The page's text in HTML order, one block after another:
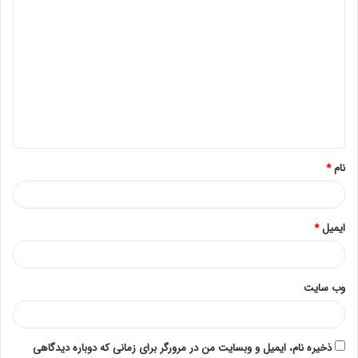
گیگاهرتز و سرعت توربو آن 3.70 گیگاهرتز است و 24.75
گیگاهرتز در اختیار شما قرار می دهد. این پردازنده برای
فعالیت به 140 وات انرژی نیاز دارد و می تواند از حداکثر
768 گیگابایت حافظه رم DDR4 شش کاناله ECC (قابلیت
پشتیبانی کند. پردازنده 6140 در سرورهای نسل 10 اچ پی
(HPE GEN10) مورد استفاده قرار می گیرد.
خانواده پردازنده Intel®
نام*
ایمیل*
وب‌ سایت
ذخیره نام، ایمیل و وبسایت من در مرورگر برای زمانی که دوباره دیدگاهی